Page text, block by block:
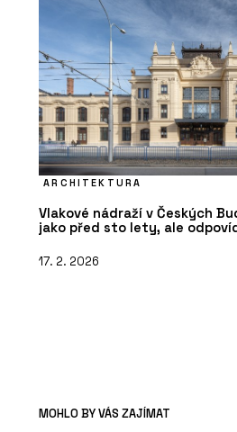
ARCHITEKTURA
Vlakové nádraží v Českých
jako před sto lety, ale
17. 2. 2026
MOHLO BY VÁS ZAJÍMAT